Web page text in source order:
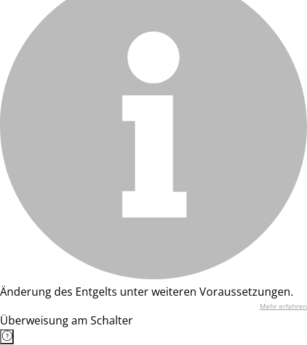
Änderung des Entgelts unter weiteren Voraussetzungen.
Mehr erfahren
Überweisung am Schalter